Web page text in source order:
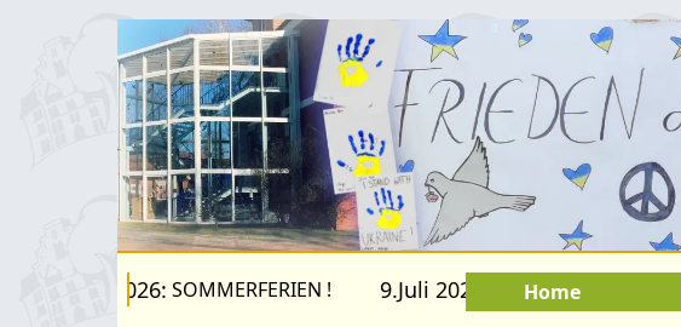
2026:SOMMERFERIEN ! 9.Juli 2026 bis 22.August 2026:
Home